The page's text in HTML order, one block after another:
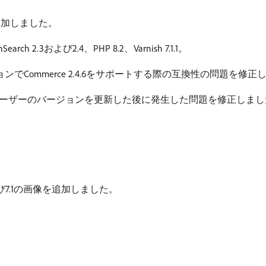
しました。
2.3および2.4、PHP 8.2、Varnish 7.1.1。
でCommerce 2.4.6をサポートする際の互換性の問題を修正し
ザーのバージョンを更新した後に発生した問題を修正しまし
の画像を追加しました。